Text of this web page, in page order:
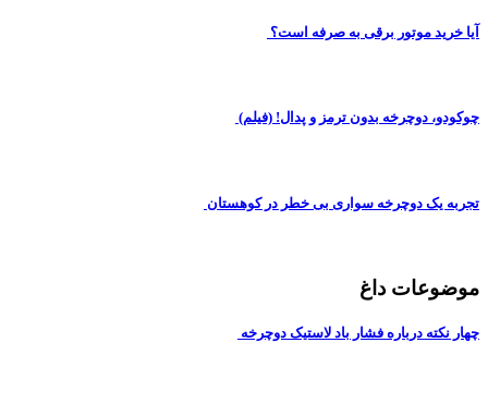
آیا خرید موتور برقی به صرفه است؟
چوکودو، دوچرخه بدون ترمز و پدال! (فیلم)
تجربه یک دوچرخه سواری بی خطر در کوهستان
موضوعات داغ
چهار نکته درباره فشار باد لاستیک دوچرخه